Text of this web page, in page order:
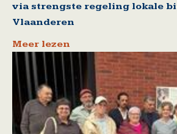
via strengste regeling lokale
Vlaanderen
Meer lezen